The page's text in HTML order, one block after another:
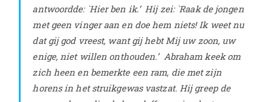
antwoordde: `Hier ben ik.’Hij zei: `Raak de jongen
met geen vinger aan en doe hem niets! Ik weet nu
dat gij god vreest, want gij hebt Mij uw zoon, uw
enige, niet willen onthouden.’ Abraham keek om
zich heen en bemerkte een ram, die met zijn
horens in het struikgewas vastzat. Hij greep de